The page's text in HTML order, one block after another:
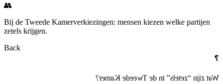
👥
Bij de Tweede Kamerverkiezingen: mensen kiezen welke partijen
zetels krijgen.
Back
❓
Wat zijn “zetels” in de Tweede Kamer?